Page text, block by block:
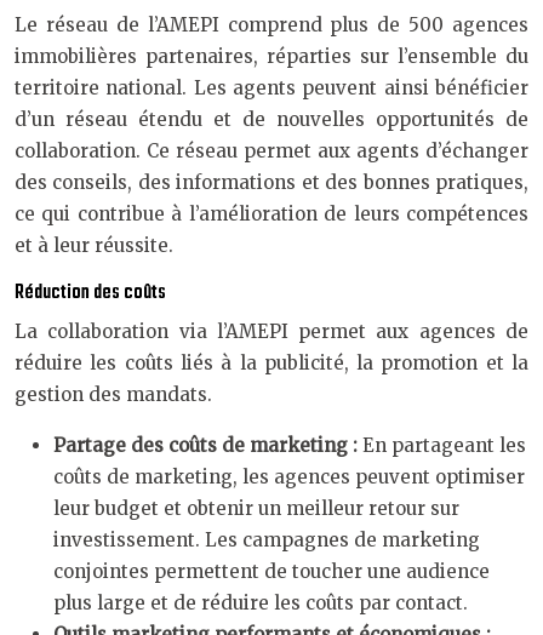
Le réseau de l’AMEPI comprend plus de 500 agences
immobilières partenaires, réparties sur l’ensemble du
territoire national. Les agents peuvent ainsi bénéficier
d’un réseau étendu et de nouvelles opportunités de
collaboration. Ce réseau permet aux agents d’échanger
des conseils, des informations et des bonnes pratiques,
ce qui contribue à l’amélioration de leurs compétences
et à leur réussite.
Réduction des coûts
La collaboration via l’AMEPI permet aux agences de
réduire les coûts liés à la publicité, la promotion et la
gestion des mandats.
Partage des coûts de marketing : En partageant les
coûts de marketing, les agences peuvent optimiser
leur budget et obtenir un meilleur retour sur
investissement. Les campagnes de marketing
conjointes permettent de toucher une audience
plus large et de réduire les coûts par contact.